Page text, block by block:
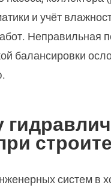
и учёт
Неправильная
балансировки
систем в